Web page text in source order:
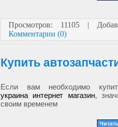
Просмотров: 11105 |
Комментарии (0)
Купить
Если вам необходимо
украина интернет магазин,
своим временем